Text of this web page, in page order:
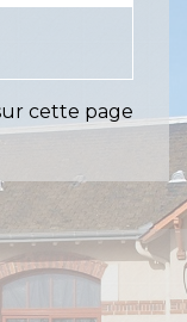
cette page